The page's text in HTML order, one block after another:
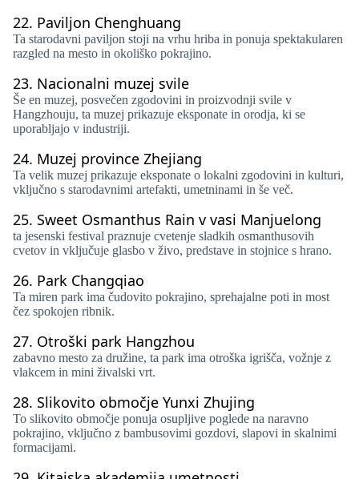
22. Paviljon Chenghuang
Ta starodavni paviljon stoji na vrhu hriba in ponuja spektakularen
razgled na mesto in okoliško pokrajino.
23. Nacionalni muzej svile
Še en muzej, posvečen zgodovini in proizvodnji svile v
Hangzhouju, ta muzej prikazuje eksponate in orodja, ki se
uporabljajo v industriji.
24. Muzej province Zhejiang
Ta velik muzej prikazuje eksponate o lokalni zgodovini in kulturi,
vključno s starodavnimi artefakti, umetninami in še več.
25. Sweet Osmanthus Rain v vasi Manjuelong
ta jesenski festival praznuje cvetenje sladkih osmanthusovih
cvetov in vključuje glasbo v živo, predstave in stojnice s hrano.
26. Park Changqiao
Ta miren park ima čudovito pokrajino, sprehajalne poti in most
čez spokojen ribnik.
27. Otroški park Hangzhou
zabavno mesto za družine, ta park ima otroška igrišča, vožnje z
vlakcem in mini živalski vrt.
28. Slikovito območje Yunxi Zhujing
To slikovito območje ponuja osupljive poglede na naravno
pokrajino, vključno z bambusovimi gozdovi, slapovi in ​​skalnimi
formacijami.